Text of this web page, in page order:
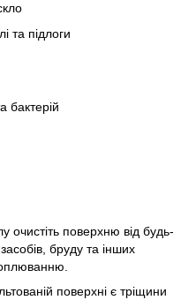
та підлоги
бактерій
очистіть поверхню від будь-
бруду та інших
поверхні є тріщини